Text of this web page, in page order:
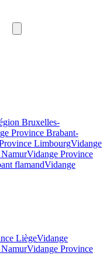
Bruxelles-
Province Brabant-
LimbourgVidange
Vidange Province
flamandVidange
LiègeVidange
Vidange Province